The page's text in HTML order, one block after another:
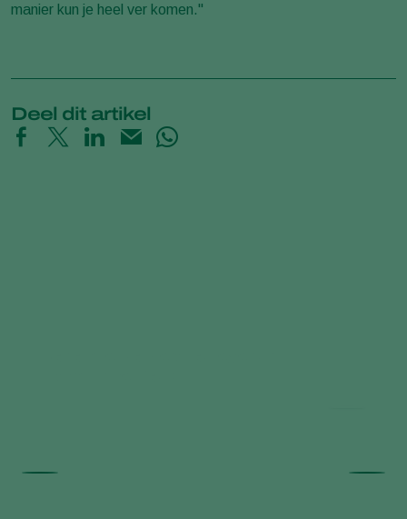
manier kun je heel ver komen."
Deel dit artikel